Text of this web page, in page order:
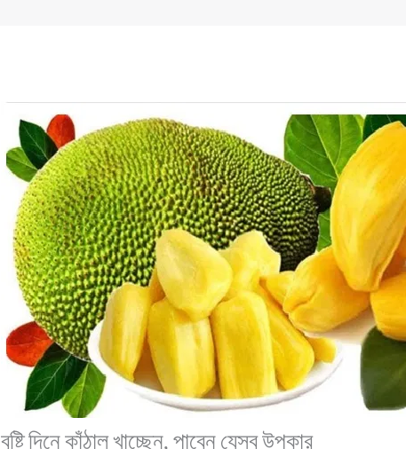
বৃষ্টি দিনে কাঁঠাল খাচ্ছেন, পাবেন যেসব উপকার